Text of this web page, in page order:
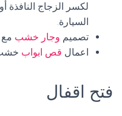
لكسر الزجاج النافذة
السيارة.
تصميم وجار خشب مع
اعمال قص ابواب خشب
فتح اقفال